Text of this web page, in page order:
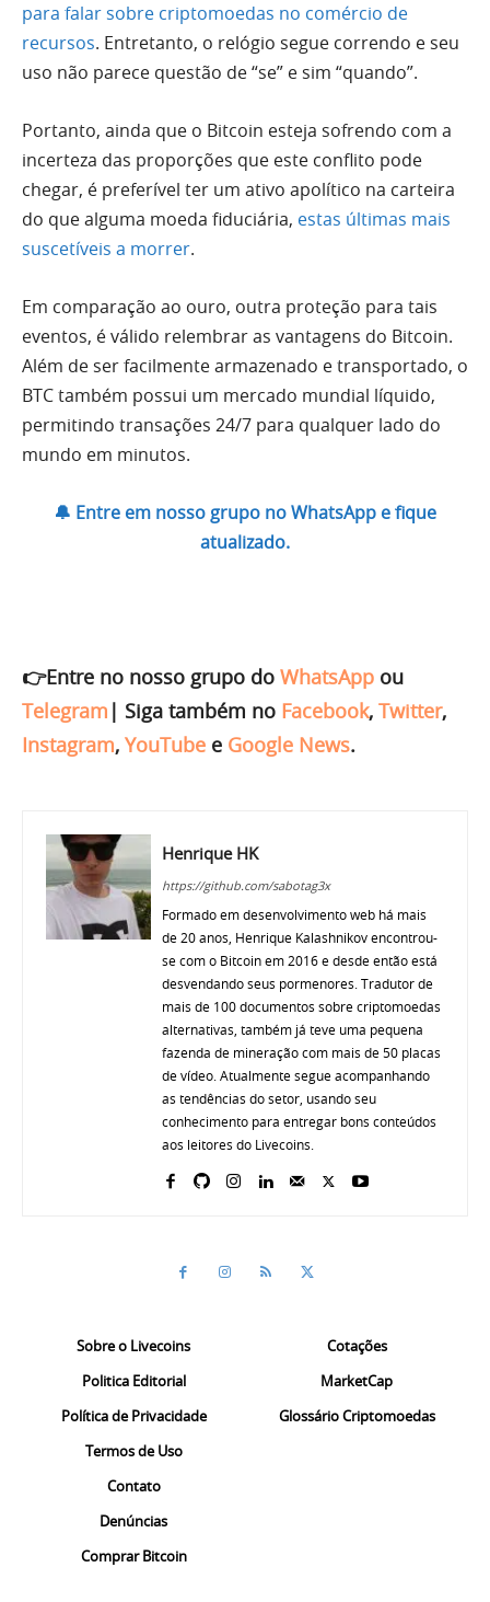
para falar sobre criptomoedas no comércio de
recursos. Entretanto, o relógio segue correndo e seu
uso não parece questão de “se” e sim “quando”.
Portanto, ainda que o Bitcoin esteja sofrendo com a
incerteza das proporções que este conflito pode
chegar, é preferível ter um ativo apolítico na carteira
do que alguma moeda fiduciária, estas últimas mais
suscetíveis a morrer.
Em comparação ao ouro, outra proteção para tais
eventos, é válido relembrar as vantagens do Bitcoin.
Além de ser facilmente armazenado e transportado, o
BTC também possui um mercado mundial líquido,
permitindo transações 24/7 para qualquer lado do
mundo em minutos.
🔔 Entre em nosso grupo no WhatsApp e fique
atualizado.
👉Entre no nosso grupo do WhatsApp ou
Telegram | Siga também no Facebook, Twitter,
Instagram, YouTube e Google News.
Henrique HK
https://github.com/sabotag3x
Formado em desenvolvimento web há mais
de 20 anos, Henrique Kalashnikov encontrou-
se com o Bitcoin em 2016 e desde então está
desvendando seus pormenores. Tradutor de
mais de 100 documentos sobre criptomoedas
alternativas, também já teve uma pequena
fazenda de mineração com mais de 50 placas
de vídeo. Atualmente segue acompanhando
as tendências do setor, usando seu
conhecimento para entregar bons conteúdos
aos leitores do Livecoins.
Sobre o Livecoins
Politica Editorial
Política de Privacidade
Termos de Uso
Contato
Denúncias
Comprar Bitcoin
Cotações
MarketCap
Glossário Criptomoedas